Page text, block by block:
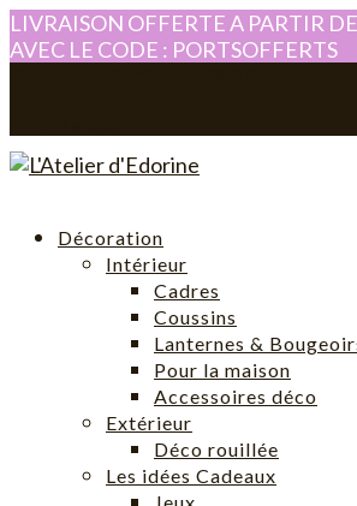
LIVRAISON OFFERTE A PARTIR
AVEC LE CODE : PORTSOFFERTS
Décoration
Intérieur
Cadres
Coussins
Lanternes &
Pour la maison
Accessoires déco
Extérieur
Déco rouillée
Les idées Cadeaux